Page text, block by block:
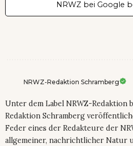
NRWZ bei Google
NRWZ-Redaktion Schramberg
Unter dem Label NRWZ-Redaktion
Redaktion Schramberg
Feder eines der Redakteure der
allgemeiner, nachrichtlicher Natur